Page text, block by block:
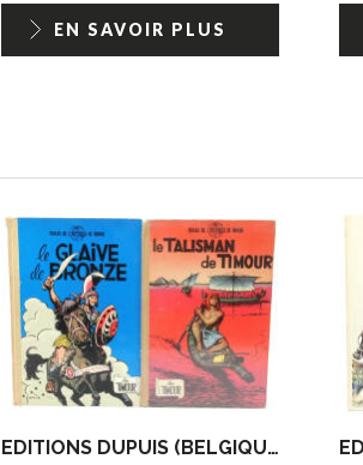
EN SAVOIR PLUS
EDITIONS DUPUIS (BELGIQUE) (2)